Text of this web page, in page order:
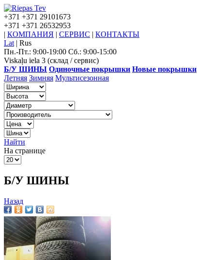
+371 +371 29101673
+371 +371 26532953
| КОМПАНИЯ | СЕРВИС | КОНТАКТЫ
Lat | Rus
Пн.-Пт.: 9:00-19:00 Сб.: 9:00-15:00
Viskaļu iela 3 (склад / сервис)
Б/У ШИНЫ Одиночные покрышки Новые покрышки
Летняя Зимняя Мультисезонная
Найти
На странице
Б/У ШИНЫ
Назад